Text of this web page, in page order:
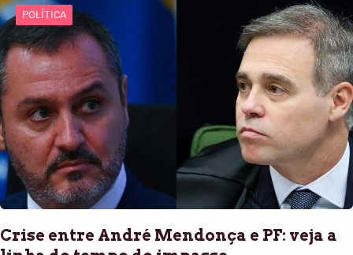
POLÍTICA
Crise entre André Mendonça e PF: veja a